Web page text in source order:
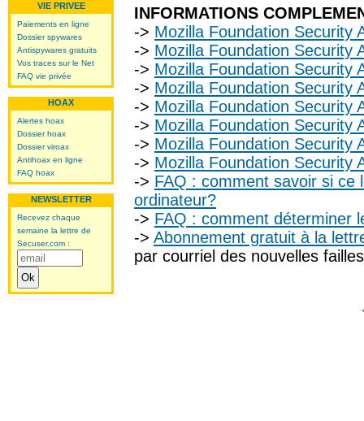
VIE PRIVEE
Paiements en ligne
Dossier spywares
Antispywares gratuits
Vos traces sur le Net
FAQ vie privée
HOAX
Alertes hoax
Dossier hoax
Dossier viroax
Antihoax en ligne
FAQ hoax
NEWSLETTER
Recevez chaque
semaine la lettre de
Secuser.com :
INFORMATIONS
-> Mozilla Foundation Security
-> Mozilla Foundation Security
-> Mozilla Foundation Security
-> Mozilla Foundation Security
-> Mozilla Foundation Security
-> Mozilla Foundation Security
-> Mozilla Foundation Security
-> Mozilla Foundation Security
-> FAQ : comment savoir si ce
ordinateur?
-> FAQ : comment déterminer
-> Abonnement gratuit à la
par courriel des nouvelles failles